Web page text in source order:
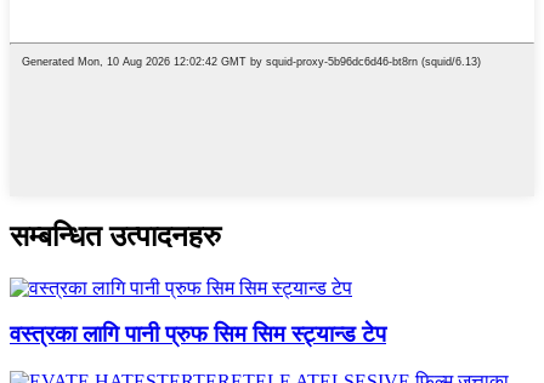
सम्बन्धित उत्पादनहरु
वस्त्रका लागि पानी प्रुफ सिम सिम स्ट्यान्ड टेप